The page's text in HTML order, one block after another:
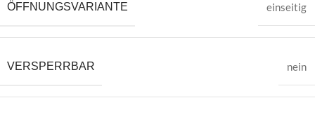
ÖFFNUNGSVARIANTE einseitig
VERSPERRBAR nein